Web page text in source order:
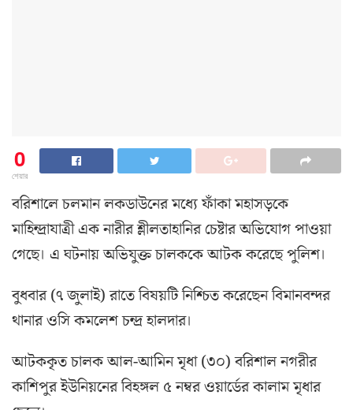
0
শেয়ার
বরিশালে চলমান লকডাউনের মধ্যে ফাঁকা মহাসড়কে
মাহিন্দ্রাযাত্রী এক নারীর শ্লীলতাহানির চেষ্টার অভিযোগ পাওয়া
গেছে। এ ঘটনায় অভিযুক্ত চালককে আটক করেছে পুলিশ।
বুধবার (৭ জুলাই) রাতে বিষয়টি নিশ্চিত করেছেন বিমানবন্দর
থানার ওসি কমলেশ চন্দ্র হালদার।
আটককৃত চালক আল-আমিন মৃধা (৩০) বরিশাল নগরীর
কাশিপুর ইউনিয়নের বিহঙ্গল ৫ নম্বর ওয়ার্ডের কালাম মৃধার